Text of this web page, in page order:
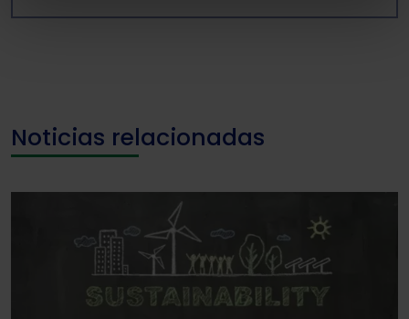
Saber más acerca de las cookies
Noticias relacionadas